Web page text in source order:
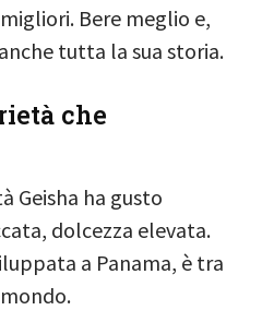
Bere meglio e,
tutta la sua storia.
che
Geisha ha gusto
dolcezza elevata.
a Panama, è tra